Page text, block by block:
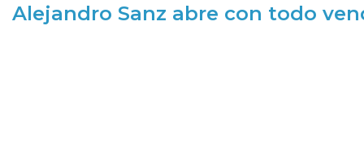
Alejandro Sanz abre con todo